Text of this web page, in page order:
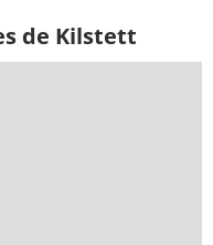
de Kilstett